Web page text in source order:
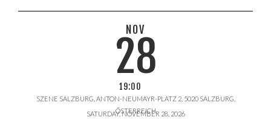
19:00
28
SATURDAY, NOVEMBER 28, 2026
SZENE SALZBURG, ANTON-NEUMAYR-PLATZ 2, 5020 SALZBURG,
ÖSTERREICH
NOV